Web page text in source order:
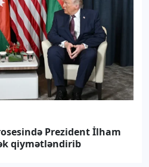
Prezident İlham
qiymətləndirib